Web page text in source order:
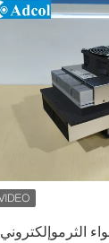
الثرموإلكتروني